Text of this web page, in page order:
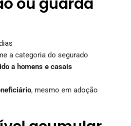
a categoria do segurado
a homens e casais
, mesmo em adoção